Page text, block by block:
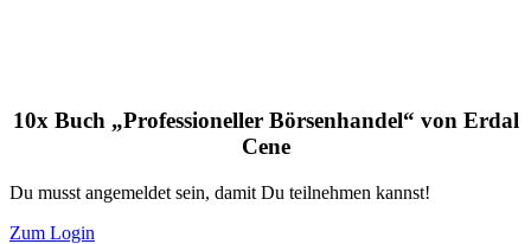
10x Buch „Professioneller Börsenhandel“ von Erdal
Cene
Du musst angemeldet sein, damit Du teilnehmen kannst!
Zum Login